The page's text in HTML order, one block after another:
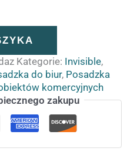
Kategorie: Invisible,
do biur, Posadzka
komercyjnych
zakupu